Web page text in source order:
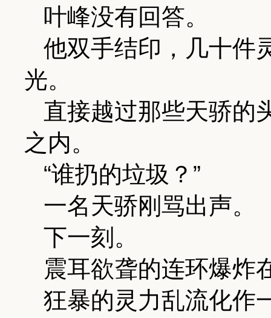
叶峰没有回答。
他双手结印，几十件
光。
直接越过那些天骄的
之内。
“谁扔的垃圾？”
一名天骄刚骂出声。
下一刻。
震耳欲聋的连环爆炸
狂暴的灵力乱流化作